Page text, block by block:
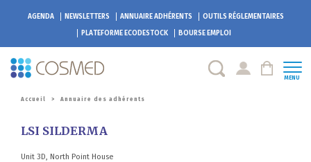
AGENDA NEWSLETTERS ANNUAIRE ADHÉRENTS
OUTILS RÉGLEMENTAIRES
PLATEFORMEECODESTOCK BOURSE EMPLOI
MENU
Accueil > Annuaire des adhérents
LSI SILDERMA
Unit 3D, North Point House